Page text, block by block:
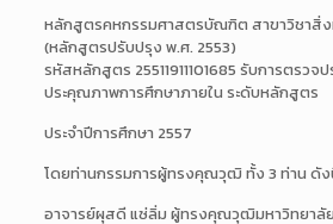
หลักสูตรคหกรรมศาสตรบัณฑิต สาขาวิชาสิ่ง
(หลักสูตรปรับปรุง พ.ศ. 2553)
รหัสหลักสูตร 25511911101685 รับการตรวจ
ประคุณภาพการศึกษาภายใน ระดับหลักสูตร
ประจำปีการศึกษา 2557
โดยท่านกรรมการผู้ทรงคุณวุฒิ ทั้ง 3 ท่าน ดั
อาจารย์ผุสดี แซ่ลิ่ม ผู้ทรงคุณวุฒิมหาวิทยาลัย